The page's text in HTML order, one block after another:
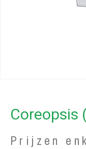
Coreopsis
Prijzen